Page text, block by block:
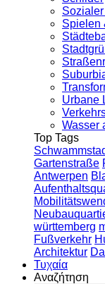
Spielen
Urbane
Wasser
Top Tags
Gartenstraße
Antwerpen
württemberg
Fußverkehr
Architektur
Τυχαία
Αναζήτηση